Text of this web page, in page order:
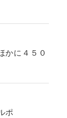
かに４５０
ポ